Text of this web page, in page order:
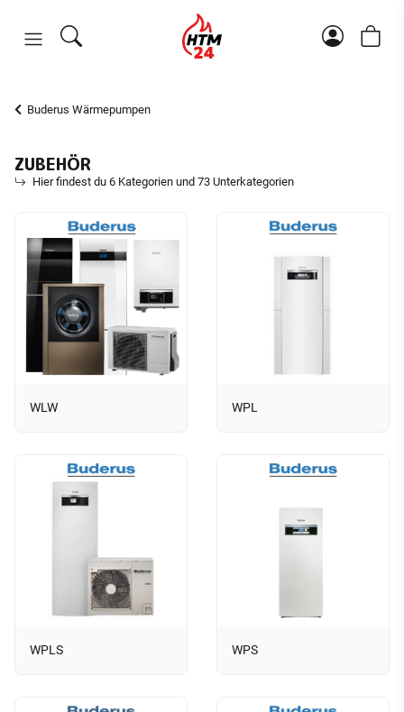
Buderus Wärmepumpen
ZUBEHÖR
Hier findest du 6 Kategorien und 73 Unterkategorien
WLW WPL
WPLS WPS